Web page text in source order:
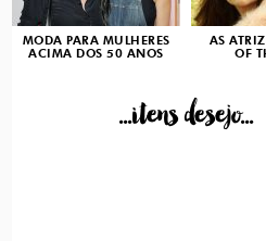
MODA PARA MULHERES
ACIMA DOS 50 ANOS
AS
OF
...itens desejo...